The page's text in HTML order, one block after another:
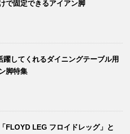
で固定できるアイアン脚
躍してくれるダイニングテーブル用
脚特集
FLOYD LEG フロイドレッグ」と